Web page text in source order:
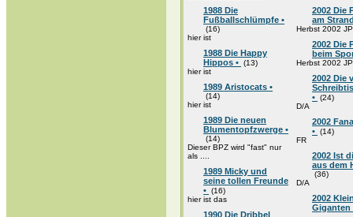
1988 Die
Fußballschlümpfe •
(16)
hier ist
1988 Die Happy
Hippos • (13)
hier ist
1989 Aristocats •
(14)
hier ist
1989 Die neuen
Blumentopfzwerge •
(14)
Dieser BPZ wird "fast" nur
als ....
1989 Micky und
seine tollen Freunde
• (16)
hier ist das
1990 Die Dribbel
2002 Die
am
Herbst 2002 JP
2002 Die
beim
Herbst 2002 JP
2002 Die
• (24)
D/A
2002
• (14)
FR
2002 Ist
aus dem
(36)
D/A
2002
Giganten